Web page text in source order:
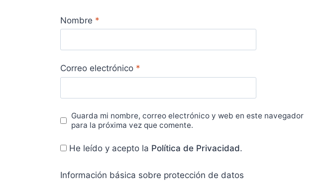
Nombre *
Correo electrónico *
Guarda mi nombre, correo electrónico y web en este navegador
para la próxima vez que comente.
He leído y acepto la Política de Privacidad.
Información básica sobre protección de datos